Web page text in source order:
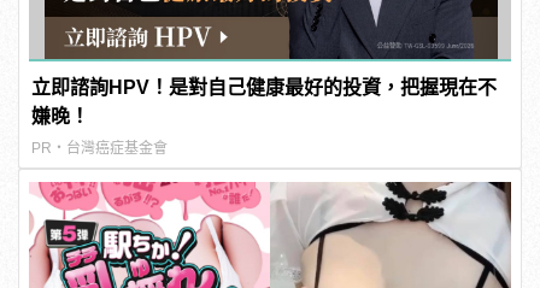
立即諮詢HPV！是對自己健康最好的投資，把握現在不
嫌晚！
PR・台灣癌症基金會